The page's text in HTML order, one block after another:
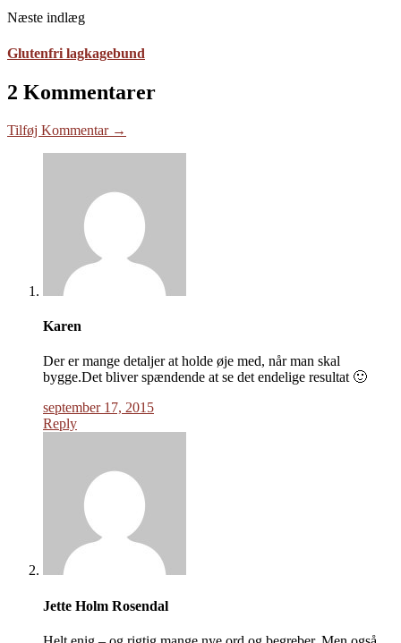
Næste indlæg
Glutenfri lagkagebund
2 Kommentarer
Tilføj Kommentar →
Karen
Der er mange detaljer at holde øje med, når man skal
bygge.Det bliver spændende at se det endelige resultat 🙂
september 17, 2015
Reply
Jette Holm Rosendal